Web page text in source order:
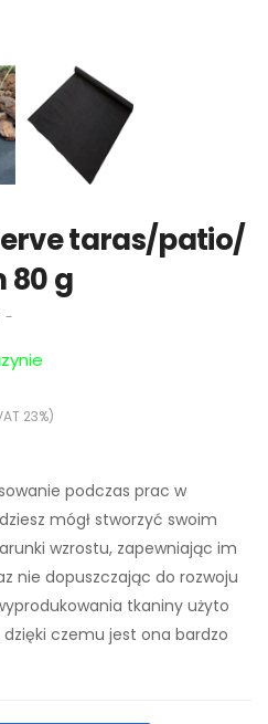
taras/patio/
80 g
-
23%)
podczas prac w
mógł stworzyć swoim
wzrostu, zapewniając im
nie dopuszczając do rozwoju
tkaniny użyto
czemu jest ona bardzo